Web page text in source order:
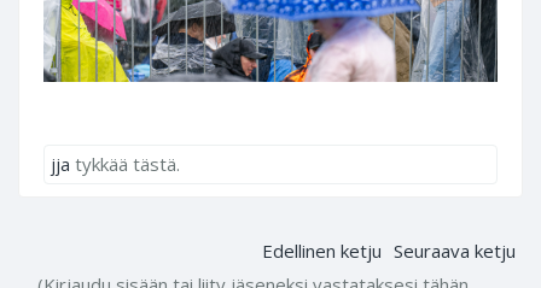
jja tykkää tästä.
Edellinen ketju Seuraava ketju